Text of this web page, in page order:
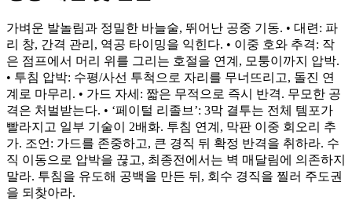
가벼운 발놀림과 정밀한 바늘술, 뛰어난 공중 기동. • 대련: 파
리 창, 간격 관리, 역공 타이밍을 익힌다. • 이중 호와 추격: 작
은 점프에서 머리 위를 그리는 호절을 연계, 모퉁이까지 압박.
• 투침 압박: 수평/사선 투척으로 자리를 무너뜨리고, 돌진 연
계로 마무리. • 가드 자세: 짧은 무적으로 즉시 반격. 무모한 공
격은 처벌받는다. • ‘페이털 리졸브’: 3막 결투는 전체 템포가
빨라지고 일부 기술이 2배화. 투침 연계, 막판 이중 회오리 추
가. 조언: 가드를 존중하고, 큰 경직 뒤 확정 반격을 취하라. 수
직 이동으로 압박을 끊고, 최종전에서는 벽 매달림에 의존하지
말라. 투침을 유도해 공백을 만든 뒤, 회수 경직을 찔러 주도권
을 되찾아라.